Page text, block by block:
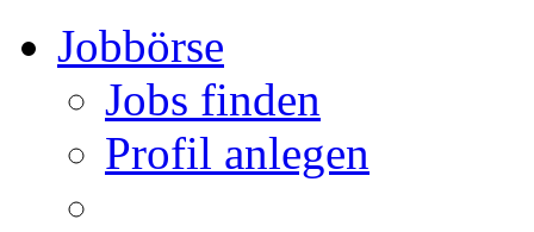
Jobbörse
Jobs finden
Profil anlegen